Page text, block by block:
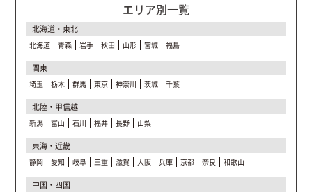
エリア別一覧
北海道・東北
北海道 青森 岩手 秋田 山形 宮城 福島
関東
埼玉 栃木 群馬 東京 神奈川 茨城 千葉
北陸・甲信越
新潟 富山 石川 福井 長野 山梨
東海・近畿
静岡 愛知 岐阜 三重 滋賀 大阪 兵庫 京都 奈良 和歌山
中国・四国